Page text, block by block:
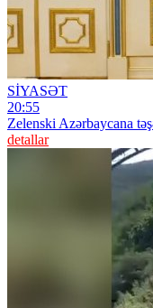
SİYASƏT
20:55
Zelenski Azərbaycana
detallar